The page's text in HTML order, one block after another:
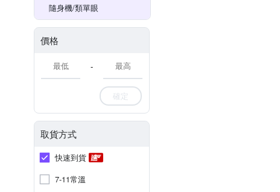
隨身機/類單眼
價格
-
確定
取貨方式
快速到貨
7-11常溫